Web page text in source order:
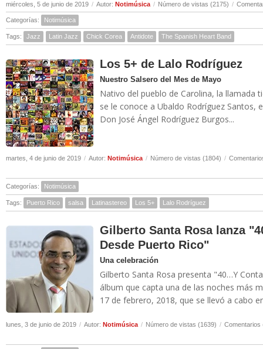
miércoles, 5 de junio de 2019 / Autor: Notimúsica / Número de vistas (2175) /
Categorías: Notimúsica
Tags: Jazz Latin Jazz Chick Corea Antidote The Spanish Heart Band
Los 5+ de Lalo Rodríguez
Nuestro Salsero del Mes de Mayo
Nativo del pueblo de Carolina, la llamada
se le conoce a Ubaldo Rodríguez Santos,
Don José Ángel Rodríguez Burgos...
martes, 4 de junio de 2019 / Autor: Notimúsica / Número de vistas (1804) /
Categorías: Notimúsica
Tags: Puerto Rico salsa Latinastereo Los 5+ Lalo Rodríguez
Gilberto Santa Rosa lanza
Desde Puerto Rico"
Una celebración
Gilberto Santa Rosa presenta "40…Y
álbum que capta una de las noches más
17 de febrero, 2018, que se llevó a cabo
lunes, 3 de junio de 2019 / Autor: Notimúsica / Número de vistas (1639) / Comentarios